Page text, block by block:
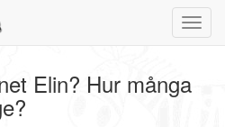
Elin? Hur många